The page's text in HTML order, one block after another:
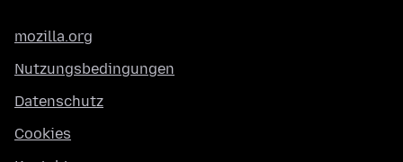
mozilla.org
Nutzungsbedingungen
Datenschutz
Cookies